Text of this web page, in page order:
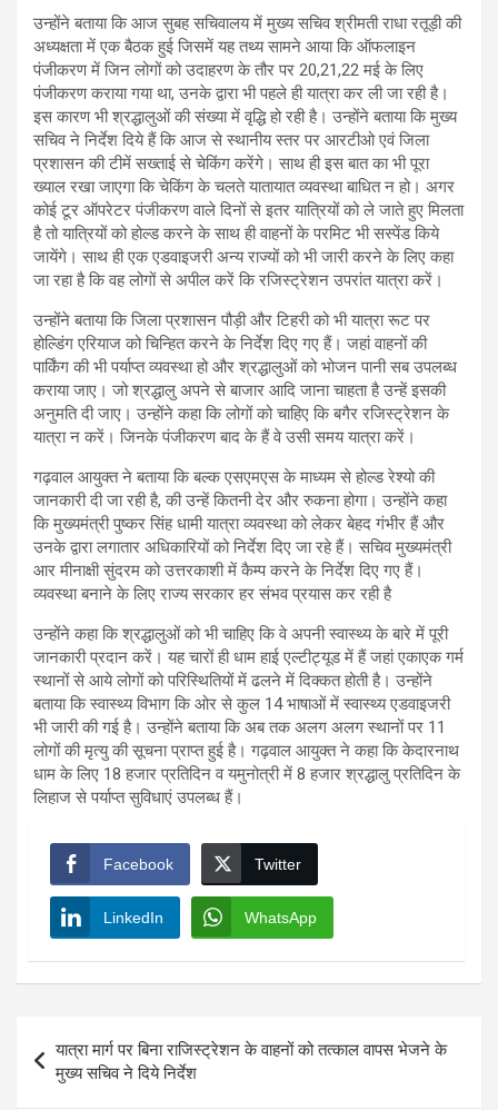
उन्होंने बताया कि आज सुबह सचिवालय में मुख्य सचिव श्रीमती राधा रतूड़ी की
अध्यक्षता में एक बैठक हुई जिसमें यह तथ्य सामने आया कि ऑफलाइन
पंजीकरण में जिन लोगों को उदाहरण के तौर पर 20,21,22 मई के लिए
पंजीकरण कराया गया था, उनके द्वारा भी पहले ही यात्रा कर ली जा रही है।
इस कारण भी श्रद्धालुओं की संख्या में वृद्धि हो रही है। उन्होंने बताया कि मुख्य
सचिव ने निर्देश दिये हैं कि आज से स्थानीय स्तर पर आरटीओ एवं जिला
प्रशासन की टीमें सख्ताई से चेकिंग करेंगे। साथ ही इस बात का भी पूरा
ख्याल रखा जाएगा कि चेकिंग के चलते यातायात व्यवस्था बाधित न हो। अगर
कोई टूर ऑपरेटर पंजीकरण वाले दिनों से इतर यात्रियों को ले जाते हुए मिलता
है तो यात्रियों को होल्ड करने के साथ ही वाहनों के परमिट भी सस्पेंड किये
जायेंगे। साथ ही एक एडवाइजरी अन्य राज्यों को भी जारी करने के लिए कहा
जा रहा है कि वह लोगों से अपील करें कि रजिस्ट्रेशन उपरांत यात्रा करें।
उन्होंने बताया कि जिला प्रशासन पौड़ी और टिहरी को भी यात्रा रूट पर
होल्डिंग एरियाज को चिन्हित करने के निर्देश दिए गए हैं। जहां वाहनों की
पार्किंग की भी पर्याप्त व्यवस्था हो और श्रद्धालुओं को भोजन पानी सब उपलब्ध
कराया जाए। जो श्रद्धालु अपने से बाजार आदि जाना चाहता है उन्हें इसकी
अनुमति दी जाए। उन्होंने कहा कि लोगों को चाहिए कि बगैर रजिस्ट्रेशन के
यात्रा न करें। जिनके पंजीकरण बाद के हैं वे उसी समय यात्रा करें।
गढ़वाल आयुक्त ने बताया कि बल्क एसएमएस के माध्यम से होल्ड रेश्यो की
जानकारी दी जा रही है, की उन्हें कितनी देर और रुकना होगा। उन्होंने कहा
कि मुख्यमंत्री पुष्कर सिंह धामी यात्रा व्यवस्था को लेकर बेहद गंभीर हैं और
उनके द्वारा लगातार अधिकारियों को निर्देश दिए जा रहे हैं। सचिव मुख्यमंत्री
आर मीनाक्षी सुंदरम को उत्तरकाशी में कैम्प करने के निर्देश दिए गए हैं।
व्यवस्था बनाने के लिए राज्य सरकार हर संभव प्रयास कर रही है
उन्होंने कहा कि श्रद्धालुओं को भी चाहिए कि वे अपनी स्वास्थ्य के बारे में पूरी
जानकारी प्रदान करें। यह चारों ही धाम हाई एल्टीट्यूड में हैं जहां एकाएक गर्म
स्थानों से आये लोगों को परिस्थितियों में ढलने में दिक्कत होती है। उन्होंने
बताया कि स्वास्थ्य विभाग कि ओर से कुल 14 भाषाओं में स्वास्थ्य एडवाइजरी
भी जारी की गई है। उन्होंने बताया कि अब तक अलग अलग स्थानों पर 11
लोगों की मृत्यु की सूचना प्राप्त हुई है। गढ़वाल आयुक्त ने कहा कि केदारनाथ
धाम के लिए 18 हजार प्रतिदिन व यमुनोत्री में 8 हजार श्रद्धालु प्रतिदिन के
लिहाज से पर्याप्त सुविधाएं उपलब्ध हैं।
Facebook Twitter
LinkedIn WhatsApp
navigation
यात्रा मार्ग पर बिना राजिस्ट्रेशन के वाहनों को तत्काल वापस भेजने के
मुख्य सचिव ने दिये निर्देश